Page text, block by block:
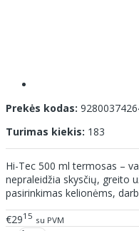
Prekės kodas:
Turimas kiekis: 183
Hi-Tec 500 ml termosas –
nepraleidžia skysčių, greito
pasirinkimas kelionėms,
€2915 su PVM